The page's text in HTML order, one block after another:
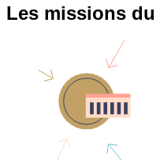
Les missions